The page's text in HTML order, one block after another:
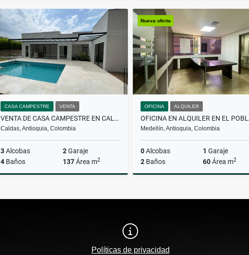
Alquiler
$3.500.000 $4.500.000.000
CASA CAMPESTRE VENTA
VENTA DE CASA CAMPESTRE EN CALDAS
Caldas, Antioquia, Colombia
3Alcobas 2Garaje
4 Baños 137Área m2
$900.000.000
Nueva oferta
OFICINA ALQUILER
Medellín, Antioquia, Colombia
0Alcobas 1 Garaje
2 Baños 60Área m2
$4.700.000
Políticas de privacidad